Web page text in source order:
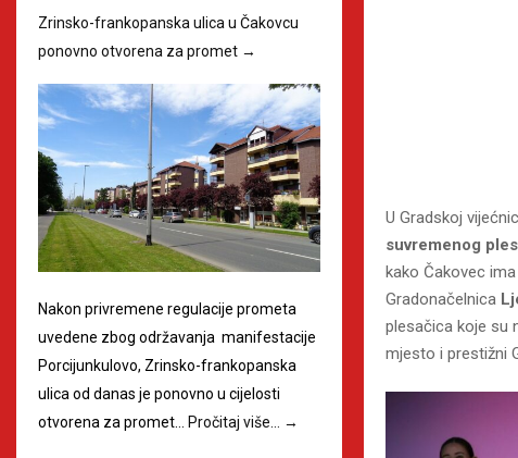
U Gradskoj
suvremenog
kako Čakovec
Gradonačelnica
plesačica koje su
mjesto i prestižni
Zrinsko-frankopanska ulica u Čakovcu
ponovno otvorena za promet →
Nakon privremene regulacije prometa
uvedene zbog održavanja manifestacije
Porcijunkulovo, Zrinsko-frankopanska
ulica od danas je ponovno u cijelosti
otvorena za promet…
Pročitaj više… →